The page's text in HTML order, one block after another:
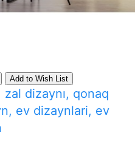
Add to Wish List
dizaynı, qonaq
ev dizaynlari, ev